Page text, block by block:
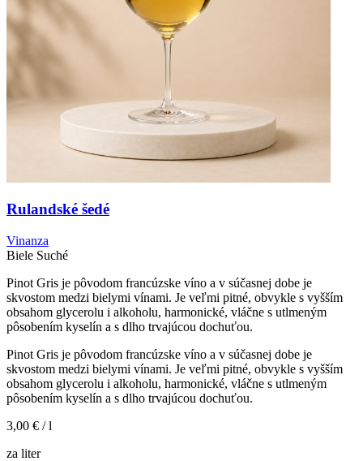
Rulandské šedé
Vinanza
Biele Suché
Pinot Gris je pôvodom francúzske víno a v súčasnej dobe je
skvostom medzi bielymi vínami. Je veľmi pitné, obvykle s vyšším
obsahom glycerolu i alkoholu, harmonické, vláčne s utlmeným
pôsobením kyselín a s dlho trvajúcou dochuťou.
Pinot Gris je pôvodom francúzske víno a v súčasnej dobe je
skvostom medzi bielymi vínami. Je veľmi pitné, obvykle s vyšším
obsahom glycerolu i alkoholu, harmonické, vláčne s utlmeným
pôsobením kyselín a s dlho trvajúcou dochuťou.
3,00 € / l
za liter